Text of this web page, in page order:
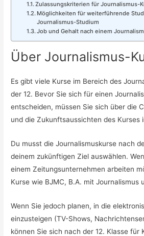
Zulassungskriterien für Journalismus-
Möglichkeiten für weiterführende
Journalismus-Studium
Job und Gehalt nach einem
Über Journalismus-
Es gibt viele Kurse im Bereich des
der 12. Bevor Sie sich für einen
entscheiden, müssen Sie sich über die
und die Zukunftsaussichten des Kurses
Du musst die Journalismuskurse nach
deinem zukünftigen Ziel auswählen.
einem Zeitungsunternehmen arbeiten
Kurse wie BJMC, B.A. mit Journalismus
Wenn Sie jedoch planen, in die
einzusteigen (TV-Shows,
können Sie sich nach der 12. Klasse für